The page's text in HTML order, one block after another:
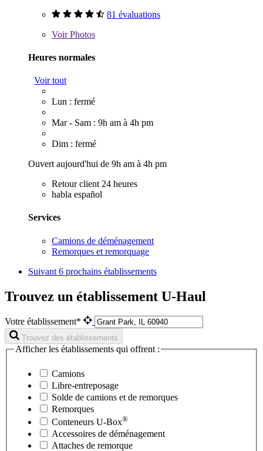
81 évaluations
VoirPhotos
Heures normales
Voir tout
Lun : fermé
Mar - Sam : 9h am à 4h pm
Dim : fermé
Ouvert aujourd'hui de 9h am à 4h pm
Retour client 24 heures
habla español
Services
Camions de déménagement
Remorques et remorquage
Suivant 6 prochains établissements
Trouvez un établissement U-Haul
Votre établissement*
Trouvez des établissements
Afficher les établissements qui offrent :
Camions
Libre-entreposage
Solde de camions et de remorques
Remorques
Conteneurs U-Box®
Accessoires de déménagement
Attaches de remorque